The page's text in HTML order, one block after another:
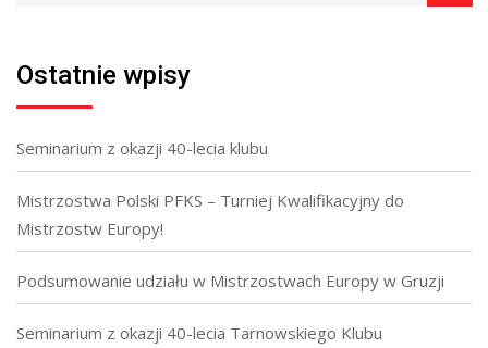
Ostatnie wpisy
Seminarium z okazji 40-lecia klubu
Mistrzostwa Polski PFKS – Turniej Kwalifikacyjny do
Mistrzostw Europy!
Podsumowanie udziału w Mistrzostwach Europy w Gruzji
Seminarium z okazji 40-lecia Tarnowskiego Klubu